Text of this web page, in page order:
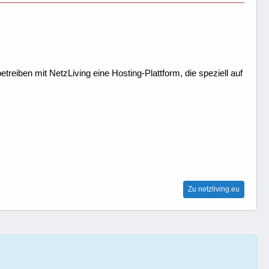
mit NetzLiving eine Hosting-Plattform, die speziell auf
Zu netzliving.eu